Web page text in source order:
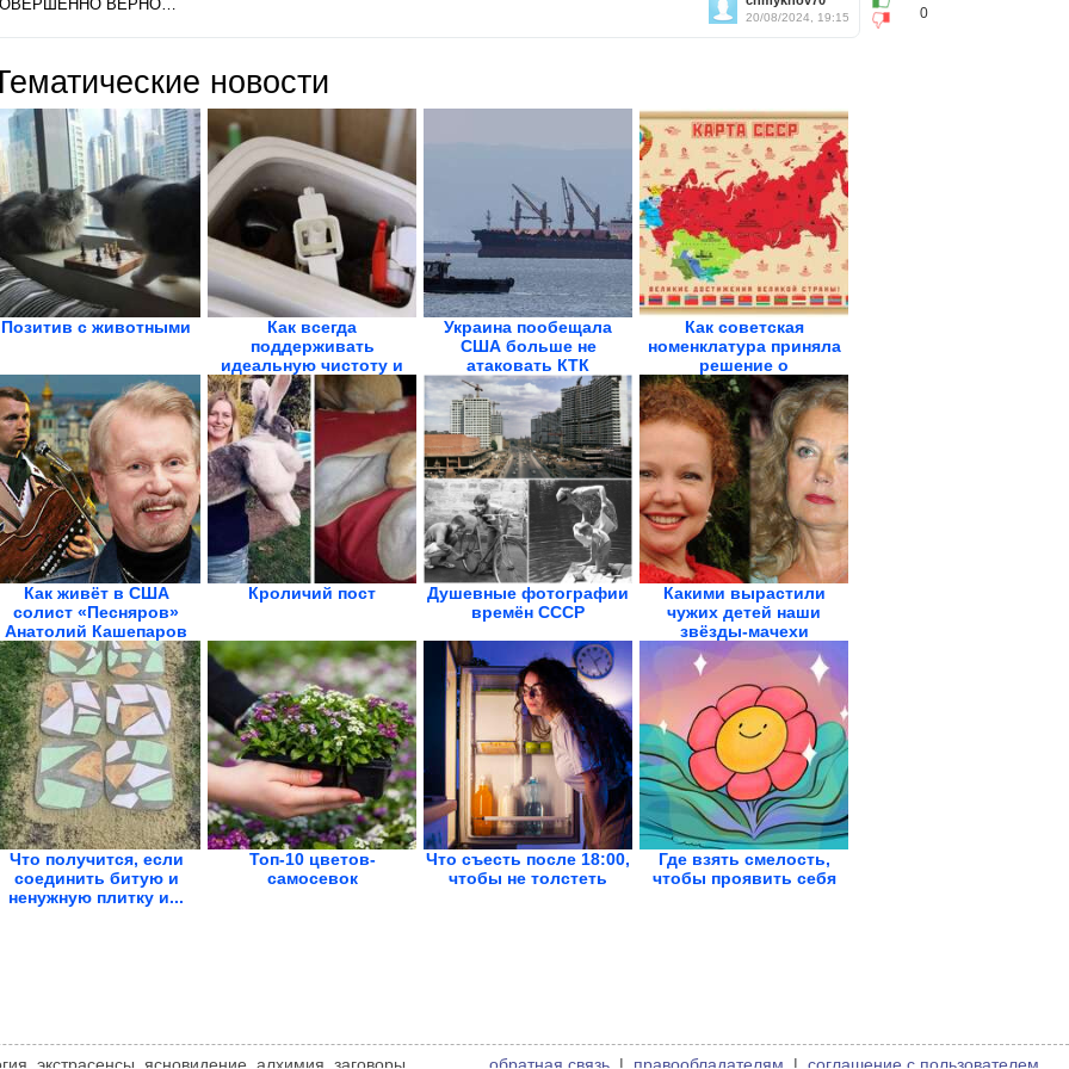
0
20/08/2024, 19:15
ВЕРНО…
новости
Позитив с животными
Как всегда
поддерживать
идеальную чистоту и
свежесть унитаза
Украина пообещала
США больше не
атаковать КТК
Как советская
номенклатура приняла
решение о
ликвидации...
Как живёт в США
солист «Песняров»
Анатолий Кашепаров
Кроличий пост
Душевные фотографии
времён СССР
Какими вырастили
чужих детей наши
звёзды-мачехи
Что получится, если
соединить битую и
ненужную плитку и...
Топ-10 цветов-
самосевок
Что съесть после 18:00,
чтобы не толстеть
Где взять смелость,
чтобы проявить себя
экстрасенсы, ясновидение, алхимия, заговоры, обратная связь | правообладателям | соглашение с пользователем